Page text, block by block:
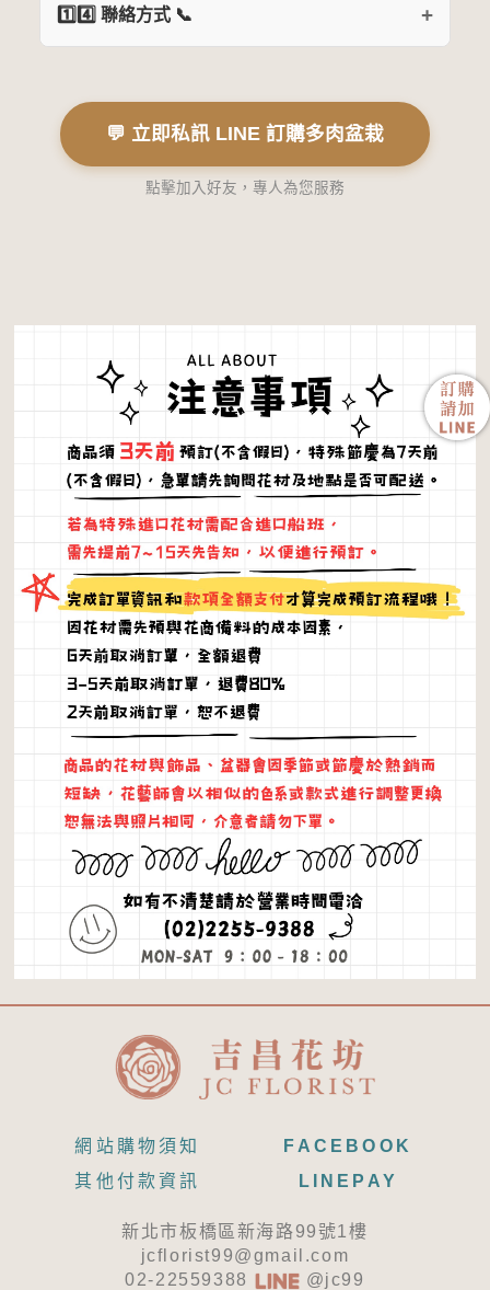
1️⃣4️⃣ 聯絡方式 📞
💬 立即私訊 LINE 訂購多肉盆栽
點擊加入好友，專人為您服務
網站購物須知
其他付款資訊
FACEBOOK
LINEPAY
新北市板橋區新海路99號1樓
jcflorist99@gmail.com
02-22559388
@jc99